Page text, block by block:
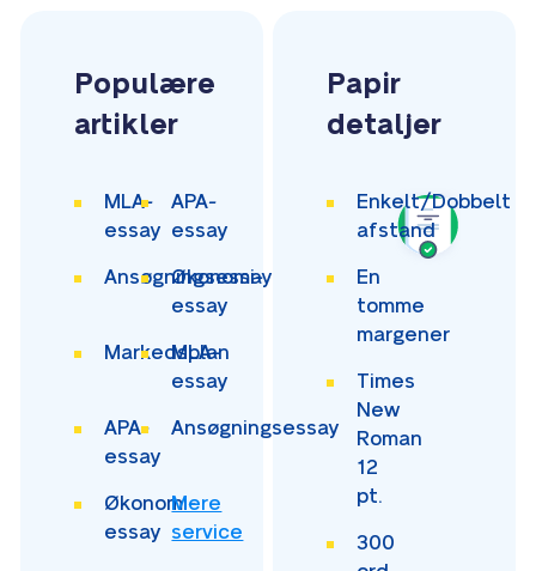
Populære
artikler
MLA-
essay
APA-
essay
Ansøgningsessay
Økonomi-
essay
Markedsplan
MLA-
essay
APA-
essay
Ansøgningsessay
Økonomi-
essay
Mere
service
Papir
detaljer
Enkelt/Dobbelt
afstand
En
tomme
margener
Times
New
Roman
12
pt.
300